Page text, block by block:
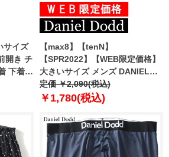
サイズ
開き チ
下着
【max8】【tenN】
【SPR2022】【WEB限定価格】
大きいサイズ メンズ DANIEL
DODD 吸汗速乾 前開き ボクサー
パンツ カラーステッチ ボクサー
着 下着 まとめ買い azup-2101
【uk0312】
定価 ￥2,090(税込)
￥1,780(税込)